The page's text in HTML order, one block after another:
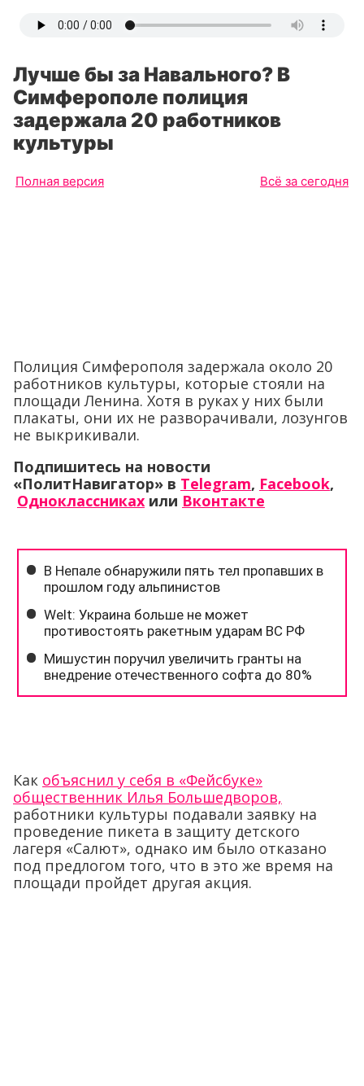
Лучше бы за Навального? В
Симферополе полиция
задержала 20 работников
культуры
Полная версия Всё за сегодня
Полиция Симферополя задержала около 20
работников культуры, которые стояли на
площади Ленина. Хотя в руках у них были
плакаты, они их не разворачивали, лозунгов
не выкрикивали.
Подпишитесь на новости
«ПолитНавигатор» в Telegram, Facebook,
Одноклассниках или Вконтакте
Как объяснил у себя в «Фейсбуке»
общественник Илья Большедворов,
работники культуры подавали заявку на
проведение пикета в защиту детского
лагеря «Салют», однако им было отказано
под предлогом того, что в это же время на
площади пройдет другая акция.